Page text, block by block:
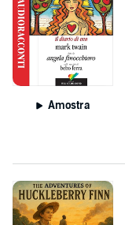
Amostra